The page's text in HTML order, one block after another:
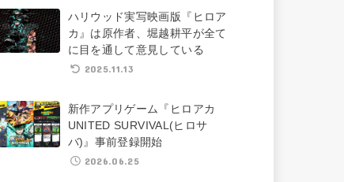
ハリウッド実写映画版『ヒロア
カ』は原作者、堀越耕平が全て
に目を通して意見している
2025.11.13
新作アプリゲーム『ヒロアカ
UNITED SURVIVAL(ヒロサ
バ)』事前登録開始
2026.06.25